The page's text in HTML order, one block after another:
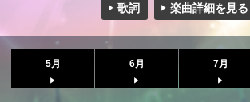
歌詞 楽曲詳細を見る
5月 6月 7月